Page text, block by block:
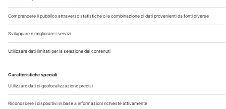
©2026 Edra S.p.a | www.edraspa.it | P.iva 08056040960
| Tel. 02/881841 | Sede legale: Viale Enrico Forlanini 21 -
20134 Milano (Italy)
Registrazione Tribunale di Milano n° 5578/2022 del